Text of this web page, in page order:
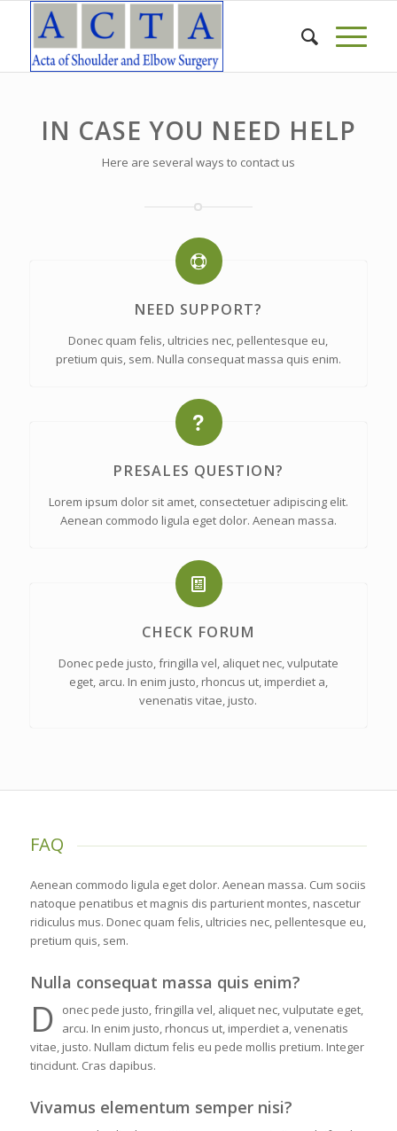
IN CASE YOU NEED HELP
Here are several ways to contact us
NEED SUPPORT?
Donec quam felis, ultricies nec, pellentesque eu,
pretium quis, sem. Nulla consequat massa quis enim.
PRESALES QUESTION?
Lorem ipsum dolor sit amet, consectetuer adipiscing elit.
Aenean commodo ligula eget dolor. Aenean massa.
CHECK FORUM
Donec pede justo, fringilla vel, aliquet nec, vulputate
eget, arcu. In enim justo, rhoncus ut, imperdiet a,
venenatis vitae, justo.
FAQ
Aenean commodo ligula eget dolor. Aenean massa. Cum sociis
natoque penatibus et magnis dis parturient montes, nascetur
ridiculus mus. Donec quam felis, ultricies nec, pellentesque eu,
pretium quis, sem.
Nulla consequat massa quis enim?
D
onec pede justo, fringilla vel, aliquet nec, vulputate eget,
arcu. In enim justo, rhoncus ut, imperdiet a, venenatis
vitae, justo. Nullam dictum felis eu pede mollis pretium. Integer
tincidunt. Cras dapibus.
Vivamus elementum semper nisi?